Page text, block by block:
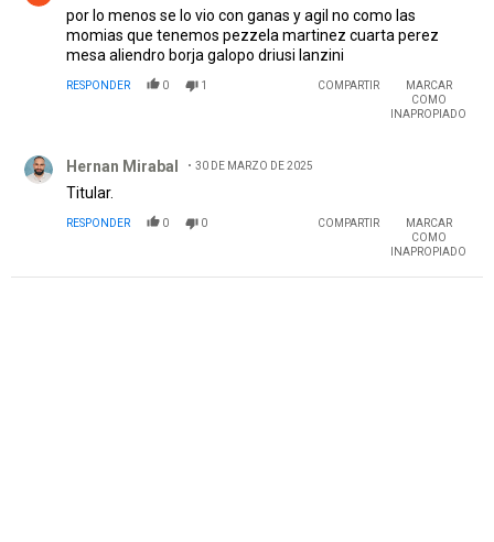
por lo menos se lo vio con ganas y agil no como las
momias que tenemos pezzela martinez cuarta perez
mesa aliendro borja galopo driusi lanzini
RESPONDER 0 1 COMPARTIR
MARCAR
COMO
INAPROPIADO
Hernan Mirabal 30 DE MARZO DE 2025
Titular.
RESPONDER 0 0 COMPARTIR
MARCAR
COMO
INAPROPIADO